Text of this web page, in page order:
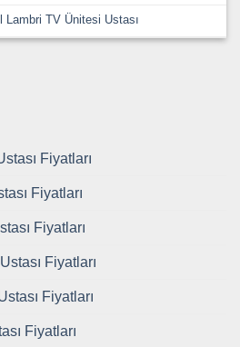
Lambri TV Ünitesi Ustası
Fiyatları
Fiyatları
Fiyatları
Fiyatları
Fiyatları
Fiyatları